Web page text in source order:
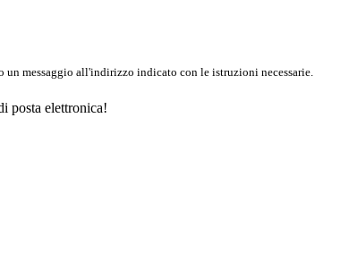
un messaggio all'indirizzo indicato con le istruzioni necessarie.
posta elettronica!